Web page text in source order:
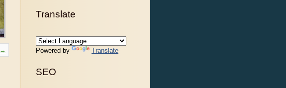
Translate
Powered by Translate
SEO